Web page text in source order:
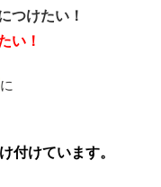
つけたい！
い！
に
付けています。